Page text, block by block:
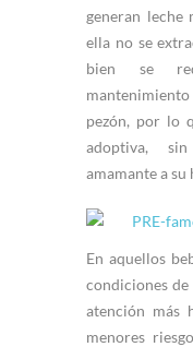
generan leche
ella no se
bien se
pezón, por lo
adoptiva,
amamante a
En aquellos
condiciones de
atención más
menores